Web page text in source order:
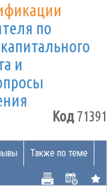
по
и
Код71391
Также по теме